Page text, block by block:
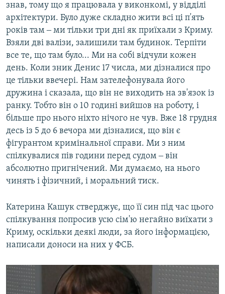
знав, тому що я працювала у виконкомі, у відділі
архітектури. Було дуже складно жити всі ці п'ять
років там ‒ ми тільки три дні як приїхали з Криму.
Взяли дві валізи, залишили там будинок. Терпіти
все те, що там було... Ми на собі відчули кожен
день. Коли зник Денис 17 числа, ми дізналися про
це тільки ввечері. Нам зателефонувала його
дружина і сказала, що він не виходить на зв'язок із
ранку. Тобто він о 10 годині вийшов на роботу, і
більше про нього ніхто нічого не чув. Вже 18 грудня
десь із 5 до 6 вечора ми дізналися, що він є
фігурантом кримінальної справи. Ми з ним
спілкувалися пів години перед судом ‒ він
абсолютно пригнічений. Ми думаємо, на нього
чинять і фізичний, і моральний тиск.
Катерина Кашук стверджує, що її син під час цього
спілкування попросив усю сім'ю негайно виїхати з
Криму, оскільки деякі люди, за його інформацією,
написали доноси на них у ФСБ.